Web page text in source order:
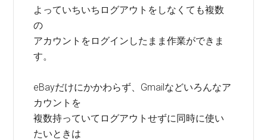
よっていちいちログアウトをしなくても複数
の
アカウントをログインしたまま作業ができま
す。
eBayだけにかかわらず、Gmailなどいろんなア
カウントを
複数持っていてログアウトせずに同時に使い
たいときは